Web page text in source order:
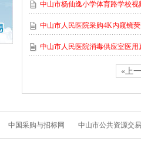
中山市杨仙逸小学体育路学校
中山市人民医院采购4K内窥镜
中山市人民医院消毒供应室医
«上
中国采购与招标网 中山市公共资源交